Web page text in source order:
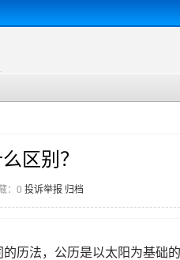
区别？
：0 投诉举报 归档
历法，公历是以太阳为基础